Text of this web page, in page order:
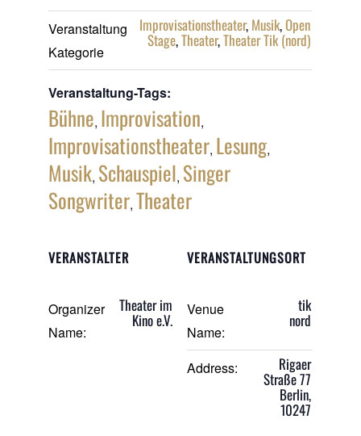
Veranstaltung
Kategorie
Improvisationstheater, Musik,Open
Stage,Theater,Theater Tik (nord)
Veranstaltung-Tags:
Bühne, Improvisation,
Improvisationstheater, Lesung,
Musik, Schauspiel, Singer
Songwriter, Theater
VERANSTALTUNGSORT
Venue
Name:
tik
nord
Address: Rigaer
Straße 77
Berlin,
10247
VERANSTALTER
Organizer
Name:
Theater im
Kino e.V.